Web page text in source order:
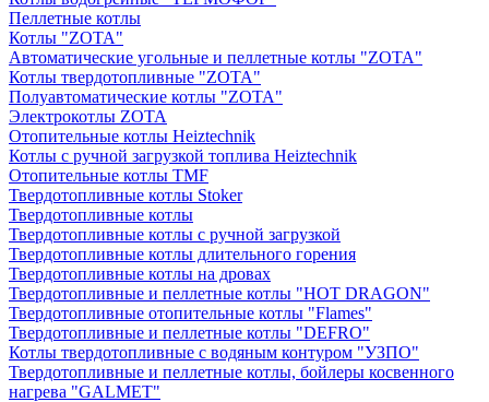
Пеллетные котлы
Котлы "ZOTA"
Автоматические угольные и пеллетные котлы "ZOTA"
Котлы твердотопливные "ZOTA"
Полуавтоматические котлы "ZOTA"
Электрокотлы ZOTA
Отопительные котлы Heiztechnik
Котлы с ручной загрузкой топлива Heiztechnik
Отопительные котлы TMF
Твердотопливные котлы Stoker
Твердотопливные котлы
Твердотопливные котлы с ручной загрузкой
Твердотопливные котлы длительного горения
Твердотопливные котлы на дровах
Твердотопливные и пеллетные котлы "HOT DRAGON"
Твердотопливные отопительные котлы "Flames"
Твердотопливные и пеллетные котлы "DEFRO"
Котлы твердотопливные с водяным контуром "УЗПО"
Твердотопливные и пеллетные котлы, бойлеры косвенного
нагрева "GALMET"